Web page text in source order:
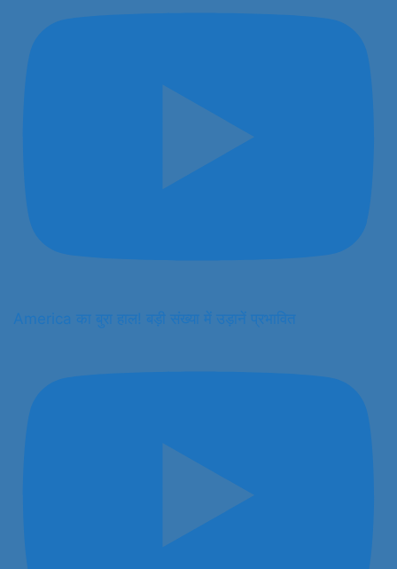
America का बुरा हाल! बड़ी संख्या में उड़ानें प्रभावित